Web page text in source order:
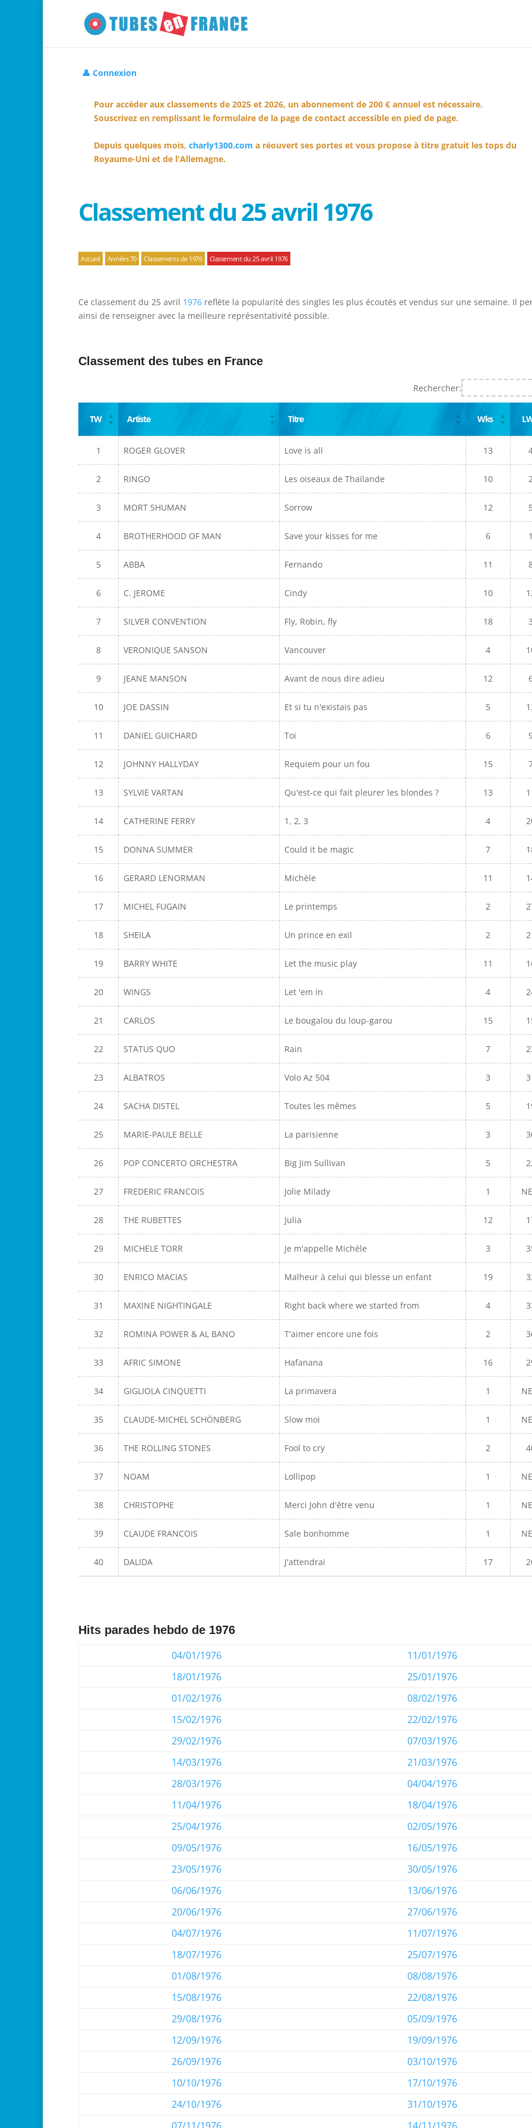
👤 Connexion
Pour accéder aux classements de 2025 et 2026, un abonnement de 200 € annuel est nécessaire.
Souscrivez en remplissant le formulaire de la page de contact accessible en pied de page.
Depuis quelques mois, charly1300.com a réouvert ses portes et vous propose à titre gratuit les tops du
Royaume-Uni et de l'Allemagne.
Classement du 25 avril 1976
Accueil Années 70 Classements de 1976 Classement du 25 avril 1976
Ce classement du 25 avril 1976 reflète la popularité des singles les plus écoutés et vendus sur une semaine. Il
ainsi de renseigner avec la meilleure représentativité possible.
Classement des tubes en France
Rechercher:
TW Artiste Titre Wks
1 ROGER GLOVER Love is all 13
2 RINGO Les oiseaux de Thaïlande 10
3 MORT SHUMAN Sorrow 12
4 BROTHERHOOD OF MAN Save your kisses for me 6 1
5 ABBA Fernando 11
6 C. JEROME Cindy 10
7 SILVER CONVENTION Fly, Robin, fly 18 3
8 VERONIQUE SANSON Vancouver 4
9 JEANE MANSON Avant de nous dire adieu 12
10 JOE DASSIN Et si tu n'existais pas 5
11 DANIEL GUICHARD Toi 6
12 JOHNNY HALLYDAY Requiem pour un fou 15
13 SYLVIE VARTAN Qu'est-ce qui fait pleurer les blondes ? 13
14 CATHERINE FERRY 1, 2, 3 4
15 DONNA SUMMER Could it be magic 7
16 GERARD LENORMAN Michèle 11
17 MICHEL FUGAIN Le printemps 2
18 SHEILA Un prince en exil 2
19 BARRY WHITE Let the music play 11
20 WINGS Let 'em in 4
21 CARLOS Le bougalou du loup-garou 15
22 STATUS QUO Rain 7
23 ALBATROS Volo Az 504 3
24 SACHA DISTEL Toutes les mêmes 5
25 MARIE-PAULE BELLE La parisienne 3
26 POP CONCERTO ORCHESTRA Big Jim Sullivan 5
27 FREDERIC FRANCOIS Jolie Milady 1
28 THE RUBETTES Julia 12
29 MICHELE TORR Je m'appelle Michèle 3
30 ENRICO MACIAS Malheur à celui qui blesse un enfant 19
31 MAXINE NIGHTINGALE Right back where we started from 4
32 ROMINA POWER & AL BANO T'aimer encore une fois 2
33 AFRIC SIMONE Hafanana 16
34 GIGLIOLA CINQUETTI La primavera 1
35 CLAUDE-MICHEL SCHÖNBERG Slow moi 1
36 THE ROLLING STONES Fool to cry 2
37 NOAM Lollipop 1
38 CHRISTOPHE Merci John d'être venu 1
39 CLAUDE FRANCOIS Sale bonhomme 1
40 DALIDA J'attendrai 17
Hits parades hebdo de 1976
04/01/1976
11/01/1976
18/01/1976
25/01/1976
01/02/1976
08/02/1976
15/02/1976
22/02/1976
29/02/1976
07/03/1976
14/03/1976
21/03/1976
28/03/1976
04/04/1976
11/04/1976
18/04/1976
25/04/1976
02/05/1976
09/05/1976
16/05/1976
23/05/1976
30/05/1976
06/06/1976
13/06/1976
20/06/1976
27/06/1976
04/07/1976
11/07/1976
18/07/1976
25/07/1976
01/08/1976
08/08/1976
15/08/1976
22/08/1976
29/08/1976
05/09/1976
12/09/1976
19/09/1976
26/09/1976
03/10/1976
10/10/1976
17/10/1976
24/10/1976
31/10/1976